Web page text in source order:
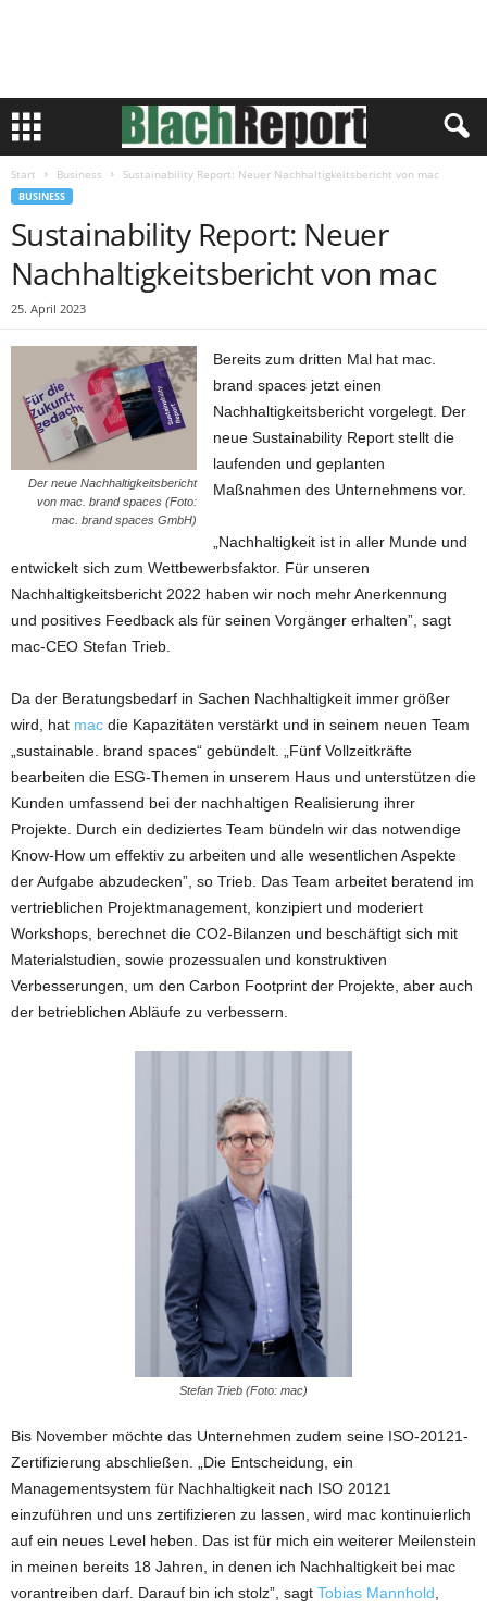
Start Business Sustainability Report: Neuer Nachhaltigkeitsbericht von mac
BUSINESS
Sustainability Report: Neuer
Nachhaltigkeitsbericht von mac
25. April 2023
Der neue Nachhaltigkeitsbericht
von mac. brand spaces (Foto:
mac. brand spaces GmbH)
Bereits zum dritten Mal hat mac.
brand spaces jetzt einen
Nachhaltigkeitsbericht vorgelegt. Der
neue Sustainability Report stellt die
laufenden und geplanten
Maßnahmen des Unternehmens vor.
„Nachhaltigkeit ist in aller Munde und
entwickelt sich zum Wettbewerbsfaktor. Für unseren
Nachhaltigkeitsbericht 2022 haben wir noch mehr Anerkennung
und positives Feedback als für seinen Vorgänger erhalten”, sagt
mac-CEO Stefan Trieb.
Da der Beratungsbedarf in Sachen Nachhaltigkeit immer größer
wird, hat mac die Kapazitäten verstärkt und in seinem neuen Team
„sustainable. brand spaces“ gebündelt. „Fünf Vollzeitkräfte
bearbeiten die ESG-Themen in unserem Haus und unterstützen die
Kunden umfassend bei der nachhaltigen Realisierung ihrer
Projekte. Durch ein dediziertes Team bündeln wir das notwendige
Know-How um effektiv zu arbeiten und alle wesentlichen Aspekte
der Aufgabe abzudecken”, so Trieb. Das Team arbeitet beratend im
vertrieblichen Projektmanagement, konzipiert und moderiert
Workshops, berechnet die CO2-Bilanzen und beschäftigt sich mit
Materialstudien, sowie prozessualen und konstruktiven
Verbesserungen, um den Carbon Footprint der Projekte, aber auch
der betrieblichen Abläufe zu verbessern.
Stefan Trieb (Foto: mac)
Bis November möchte das Unternehmen zudem seine ISO-20121-
Zertifizierung abschließen. „Die Entscheidung, ein
Managementsystem für Nachhaltigkeit nach ISO 20121
einzuführen und uns zertifizieren zu lassen, wird mac kontinuierlich
auf ein neues Level heben. Das ist für mich ein weiterer Meilenstein
in meinen bereits 18 Jahren, in denen ich Nachhaltigkeit bei mac
vorantreiben darf. Darauf bin ich stolz”, sagt Tobias Mannhold